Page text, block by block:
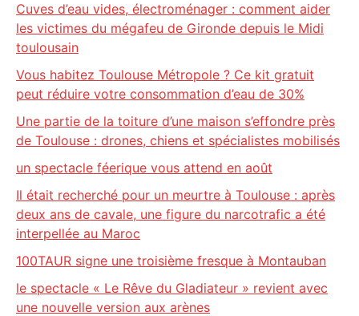
Cuves d’eau vides, électroménager : comment aider
les victimes du mégafeu de Gironde depuis le Midi
toulousain
Vous habitez Toulouse Métropole ? Ce kit gratuit
peut réduire votre consommation d’eau de 30%
Une partie de la toiture d’une maison s’effondre près
de Toulouse : drones, chiens et spécialistes mobilisés
un spectacle féerique vous attend en août
Il était recherché pour un meurtre à Toulouse : après
deux ans de cavale, une figure du narcotrafic a été
interpellée au Maroc
100TAUR signe une troisième fresque à Montauban
le spectacle « Le Rêve du Gladiateur » revient avec
une nouvelle version aux arènes